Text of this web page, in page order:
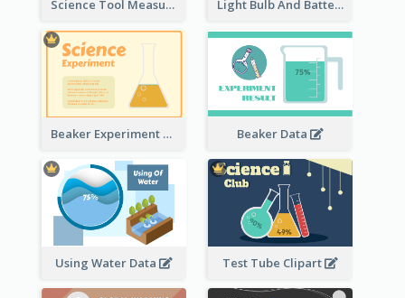
Science Tool Measurement Light Bulb And Battery Schematic Diagram
Beaker Experiment Data Beaker Data
Using Water Data Test Tube Clipart